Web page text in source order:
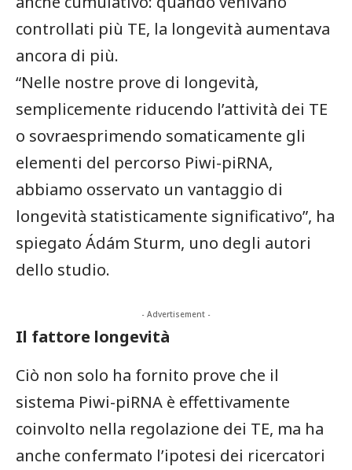
controllati più TE, la longevità aumentava
ancora di più.
“Nelle nostre prove di longevità,
semplicemente riducendo l’attività dei TE
o sovraesprimendo somaticamente gli
elementi del percorso Piwi-piRNA,
abbiamo osservato un vantaggio di
longevità statisticamente significativo”, ha
spiegato Ádám Sturm, uno degli autori
dello studio.
- Advertisement -
Il fattore longevità
Ciò non solo ha fornito prove che il
sistema Piwi-piRNA è effettivamente
coinvolto nella regolazione dei TE, ma ha
anche confermato l’ipotesi dei ricercatori